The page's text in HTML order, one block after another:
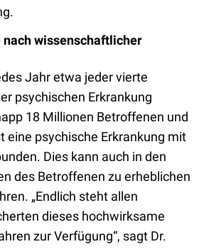
wissenschaftlicher
Jahr etwa jeder vierte
psychischen Erkrankung
18 Millionen Betroffenen und
eine psychische Erkrankung mit
Dies kann auch in den
des Betroffenen zu erheblichen
„Endlich steht allen
dieses hochwirksame
zur Verfügung“, sagt Dr.